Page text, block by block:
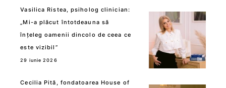
Vasilica Ristea, psiholog clinician:
„Mi-a plăcut întotdeauna să
înțeleg oamenii dincolo de ceea ce
este vizibil”
29 iunie 2026
Cecilia Pită, fondatoarea House of